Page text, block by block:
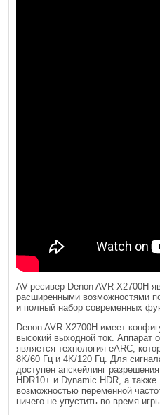
AV-ресивер Denon AVR-
расширенными возможностями
и полный набор современных
Denon AVR-X2700H имеет
высокий выходной ток.
является технология eARC,
8K/60 Гц и 4K/120 Гц. Для
доступен апскейлинг
HDR10+ и Dynamic HDR, а
возможностью переменной
ничего не упустить во время